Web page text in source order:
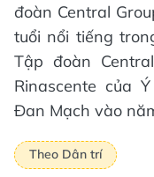
đoàn Central
tuổi nổi tiếng
Tập đoàn
Rinascente của
Đan Mạch vào
Theo Dân trí